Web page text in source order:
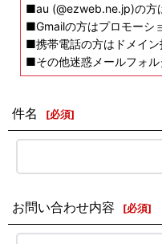
■au (@ezweb.ne.jp)の方
■Gmailの方はプロモーシ
■携帯電話の方はドメイ
■その他迷惑メールフォ
件名 [必須]
お問い合わせ内容 [必須]